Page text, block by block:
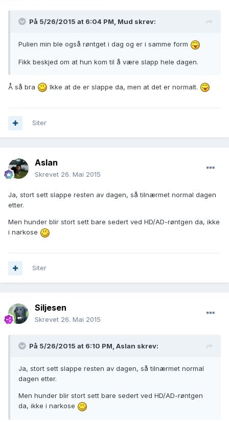
På 5/26/2015 at 6:04 PM, Mud skrev:
Pulien min ble også røntget i dag og er i samme form
Fikk beskjed om at hun kom til å være slapp hele dagen.
Å så bra Ikke at de er slappe da, men at det er normalt.
Siter
Aslan
Skrevet 26. Mai 2015
Ja, stort sett slappe resten av dagen, så tilnærmet normal dagen
etter.
Men hunder blir stort sett bare sedert ved HD/AD-røntgen da, ikke
i narkose
Siter
Siljesen
Skrevet 26. Mai 2015
På 5/26/2015 at 6:10 PM, Aslan skrev:
Ja, stort sett slappe resten av dagen, så tilnærmet normal
dagen etter.
Men hunder blir stort sett bare sedert ved HD/AD-røntgen
da, ikke i narkose